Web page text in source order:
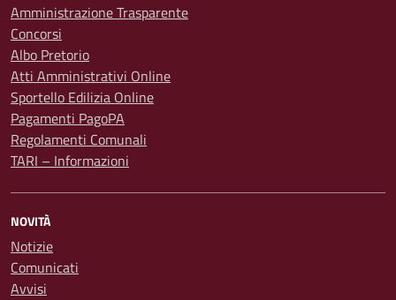
Amministrazione Trasparente
Concorsi
Albo Pretorio
Atti Amministrativi Online
Sportello Edilizia Online
Pagamenti PagoPA
Regolamenti Comunali
TARI – Informazioni
NOVITÀ
Notizie
Comunicati
Avvisi